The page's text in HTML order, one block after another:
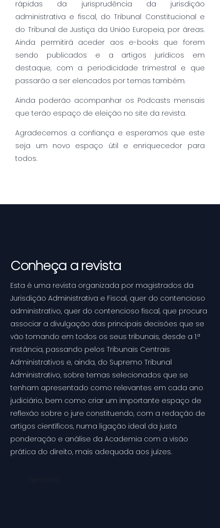
rápidas da jurisprudência da jurisdição
administrativa e fiscal, do Tribunal Constitucional e
do Tribunal de Justiça da União Europeia, por áreas.
Ainda permitirá aceder aos e-books que forem
sendo publicados e a artigos jurídicos em
destaque, com a periodicidade trimestral e que
passarão a ser elencados por temas também.
Ainda poderão acompanhar os Podcasts mensais
que terão espaço de eleição no site da revista.
Agradecemos a confiança e esperamos que este
seja um novo espaço útil e enriquecedor para
todos.
Conheça a revista
Esta é uma revista organizada por magistrados da
Jurisdição Administrativa e Fiscal, quer do contencioso
administrativo, quer do contencioso fiscal, que procura
associar a divulgação das principais decisões que se
vão tomando em todos os seus tribunais, desde a 1.ª
instância, passando pelos Tribunais Centrais
Administrativos e, ainda, do Supremo Tribunal
Administrativo, sobre temas selecionados que se
tenham apresentado como relevantes em cada ano
judiciário, bem como criar um importante espaço de
reflexão sobre o jure constituendo, com a redação de
artigos científicos, numa ligação ideal da justa
ponderação e análise da Academia com a visão
prática do direito, mais adequada aos juízes.